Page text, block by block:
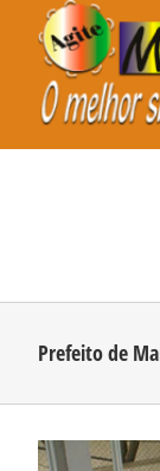
conteúdo
Prefeito de
View